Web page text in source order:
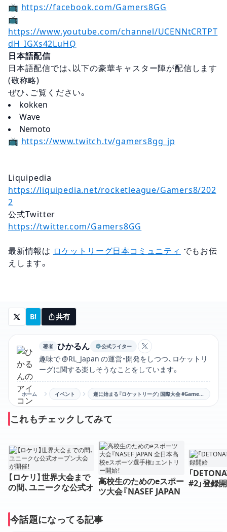
📺 https://facebook.com/Gamers8GG
📺
https://www.youtube.com/channel/UCENNtCRTPT
dH_IGXs42LuHQ
日本語配信
日本語配信では、以下の豪華キャスター陣が配信します
(敬称略)
ぜひ、ご覧ください。
kokken
Wave
Nemoto
📺 https://www.twitch.tv/gamers8gg_jp
Liquipedia
https://liquipedia.net/rocketleague/Gamers8/202
2
公式Twitter
https://twitter.com/Gamers8GG
最新情報は ロケットリーグ日本コミュニティ
でもお伝
えします。
B! 共有
著者 ひかるん 公式ライター
ひかるんのXアカウン
趣味で @RL_Japan の運営・開発をしつつ、ロケットリ
ーグに関する楽しそうなことをしています。
ホーム イベント 遂に始まる『ロケットリーグ』国際大会 #Gamers8！賞金総額2.7億円！日本からはDETONATORも出場🔥サウジアラビアへ✈大会形式や参加チームなど
これもチェックしてみて
【ロケリ】世界大会まで
の間、ユニークな公式オ
高校生のためのeスポー
ツ大会『NASEF JAPAN
「
#2」登録
今話題になってる記事